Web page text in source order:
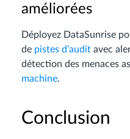
améliorées
Déployez DataSunrise
de pistes d’audit avec
détection des menaces
machine.
Conclusion